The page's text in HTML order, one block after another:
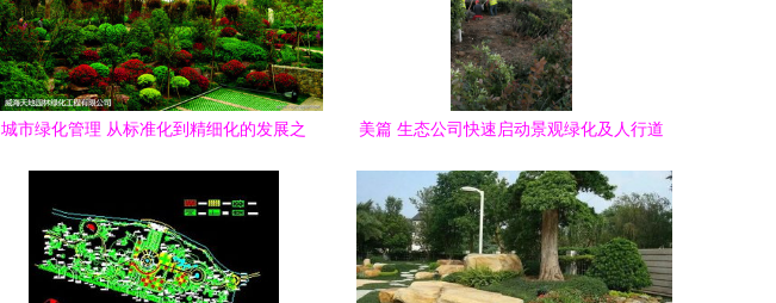
城市绿化管理 从标准化到精细化的发展之
美篇 生态公司快速启动景观绿化及人行道